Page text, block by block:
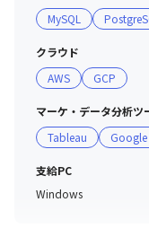
のツール開発
【現在P]/マーケテ
・毎月の清涼飲料
・レポート作成サポ
・使用する分析ツ
MySQL
クラウド
AWS
GCP
マーケ・データ分析ツ
Tableau
支給PC
Windows